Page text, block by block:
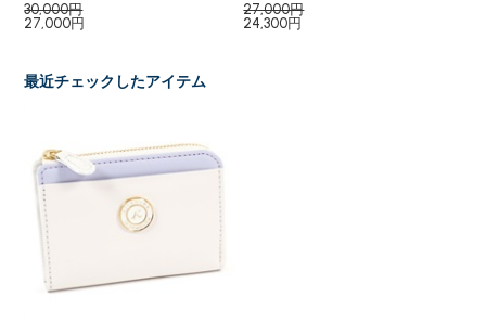
30,000円
27,000円
27,000円
24,300円
最近チェックしたアイテム